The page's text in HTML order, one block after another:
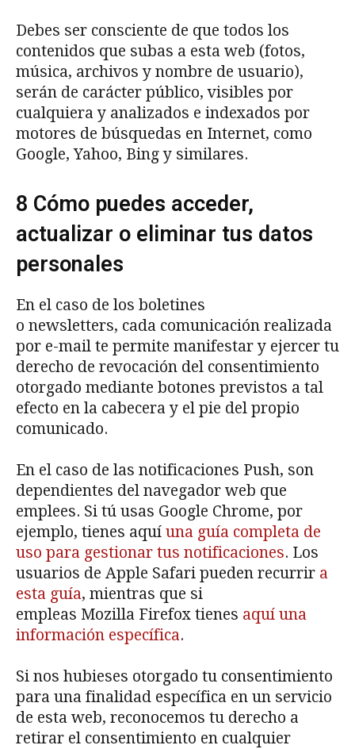
Debes ser consciente de que todos los
contenidos que subas a esta web (fotos,
música, archivos y nombre de usuario),
serán de carácter público, visibles por
cualquiera y analizados e indexados por
motores de búsquedas en Internet, como
Google, Yahoo, Bing y similares.
8 Cómo puedes acceder,
actualizar o eliminar tus datos
personales
En el caso de los boletines
o newsletters, cada comunicación realizada
por e-mail te permite manifestar y ejercer tu
derecho de revocación del consentimiento
otorgado mediante botones previstos a tal
efecto en la cabecera y el pie del propio
comunicado.
En el caso de las notificaciones Push, son
dependientes del navegador web que
emplees. Si tú usas Google Chrome, por
ejemplo, tienes aquí una guía completa de
uso para gestionar tus notificaciones. Los
usuarios de Apple Safari pueden recurrir a
esta guía, mientras que si
empleas Mozilla Firefox tienes aquí una
información específica.
Si nos hubieses otorgado tu consentimiento
para una finalidad específica en un servicio
de esta web, reconocemos tu derecho a
retirar el consentimiento en cualquier